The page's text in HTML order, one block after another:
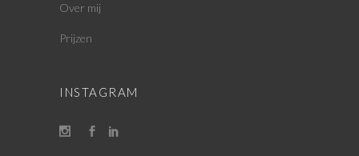
Over mij
Prijzen
INSTAGRAM